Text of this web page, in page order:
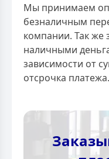
Мы принимаем
безналичным
компании. Так же
наличными
зависимости от
отсрочка платежа.